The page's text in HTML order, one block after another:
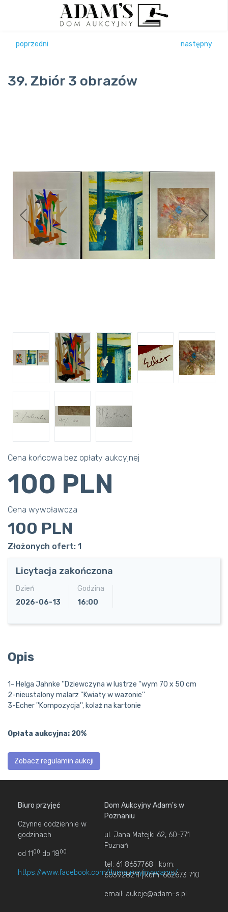
poprzedni następny
39. Zbiór 3 obrazów
Previous Next
Cena końcowa bez opłaty aukcyjnej
100 PLN
Cena wywoławcza
100 PLN
Złożonych ofert: 1
Licytacja zakończona
Dzień
2026-06-13
Godzina
16:00
Opis
1- Helga Jahnke ''Dziewczyna w lustrze ''wym 70 x 50 cm
2-nieustalony malarz ''Kwiaty w wazonie''
3-Echer ''Kompozycja'', kolaż na kartonie
Opłata aukcyjna: 20%
Zobacz regulamin aukcji
Biuro przyjęć
Czynne codziennie w
godzinach
od 11 00 do 1800
https://www.facebook.com/domaukcyjnyadams/
Dom Aukcyjny Adam's w
Poznaniu
ul. Jana Matejki 62, 60-771
Poznań
tel: 61 8657768 | kom:
603928211 | kom: 662673 710
email: aukcje@adam-s.pl